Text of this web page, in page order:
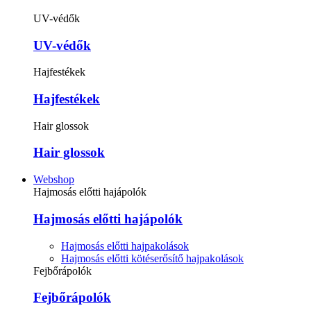
UV-védők
UV-védők
Hajfestékek
Hajfestékek
Hair glossok
Hair glossok
Webshop
Hajmosás előtti hajápolók
Hajmosás előtti hajápolók
Hajmosás előtti hajpakolások
Hajmosás előtti kötéserősítő hajpakolások
Fejbőrápolók
Fejbőrápolók